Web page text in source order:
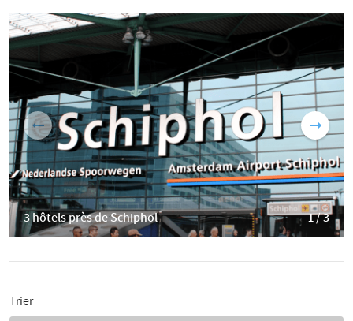
3 hôtels près de Schiphol 1 / 3
Trier